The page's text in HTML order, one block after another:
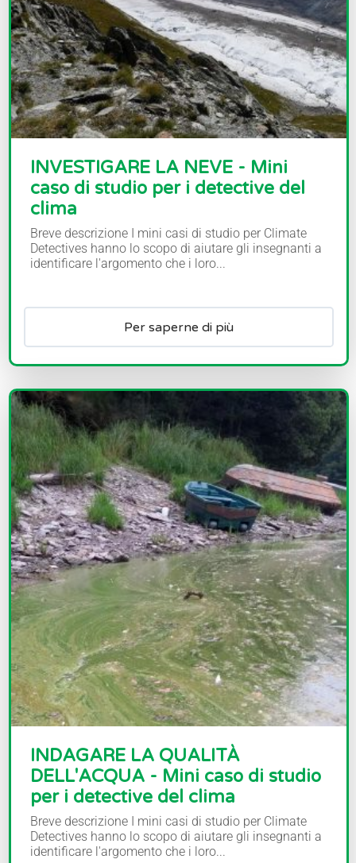
INVESTIGARE LA NEVE - Mini
caso di studio per i detective del
clima
Breve descrizione I mini casi di studio per Climate
Detectives hanno lo scopo di aiutare gli insegnanti a
identificare l'argomento che i loro...
Per saperne di più
INDAGARE LA QUALITÀ
DELL'ACQUA - Mini caso di studio
per i detective del clima
Breve descrizione I mini casi di studio per Climate
Detectives hanno lo scopo di aiutare gli insegnanti a
identificare l'argomento che i loro...